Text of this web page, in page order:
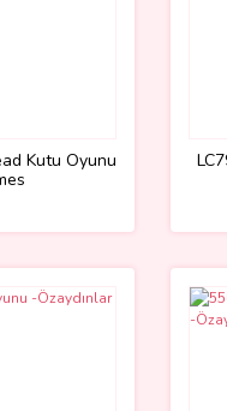
Kutu Oyunu